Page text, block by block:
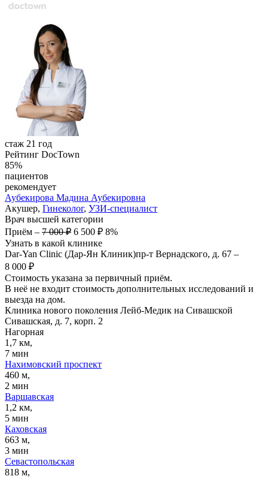
стаж 21 год
Рейтинг DocTown
85%
пациентов
рекомендует
Аубекирова Мадина Аубекировна
Акушер, Гинеколог, УЗИ-специалист
Врач высшей категории
Приём – 7 000 ₽ 6 500 ₽ 8%
Узнать в какой клинике
Dar-Yan Clinic (Дар-Ян Клиник)пр-т Вернадского, д. 67 –
8 000 ₽
Стоимость указана за первичный приём.
В неё не входит стоимость дополнительных исследований и
выезда на дом.
Клиника нового поколения Лейб-Медик на Сивашской
Сивашская, д. 7, корп. 2
Нагорная
1,7 км,
7 мин
Нахимовский проспект
460 м,
2 мин
Варшавская
1,2 км,
5 мин
Каховская
663 м,
3 мин
Севастопольская
818 м,